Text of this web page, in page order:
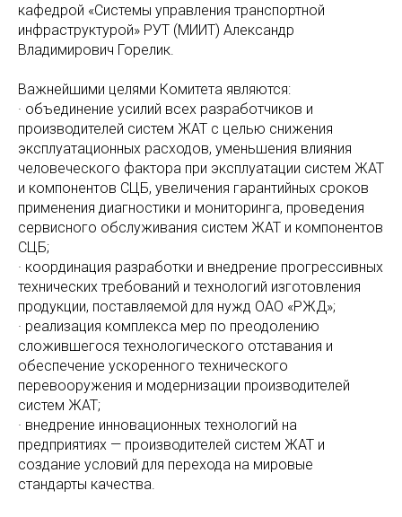
кафедрой «Системы управления транспортной
инфраструктурой» РУТ (МИИТ) Александр
Владимирович Горелик.
Важнейшими целями Комитета являются:
· объединение усилий всех разработчиков и
производителей систем ЖАТ с целью снижения
эксплуатационных расходов, уменьшения влияния
человеческого фактора при эксплуатации систем ЖАТ
и компонентов СЦБ, увеличения гарантийных сроков
применения диагностики и мониторинга, проведения
сервисного обслуживания систем ЖАТ и компонентов
СЦБ;
· координация разработки и внедрение прогрессивных
технических требований и технологий изготовления
продукции, поставляемой для нужд ОАО «РЖД»;
· реализация комплекса мер по преодолению
сложившегося технологического отставания и
обеспечение ускоренного технического
перевооружения и модернизации производителей
систем ЖАТ;
· внедрение инновационных технологий на
предприятиях — производителей систем ЖАТ и
создание условий для перехода на мировые
стандарты качества.